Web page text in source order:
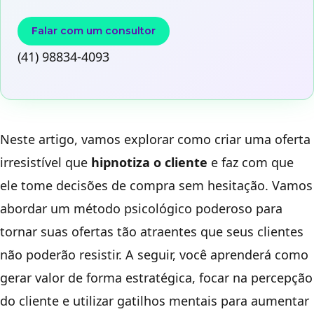
Falar com um consultor
(41) 98834-4093
Neste artigo, vamos explorar como criar uma oferta
irresistível que hipnotiza o cliente e faz com que
ele tome decisões de compra sem hesitação. Vamos
abordar um método psicológico poderoso para
tornar suas ofertas tão atraentes que seus clientes
não poderão resistir. A seguir, você aprenderá como
gerar valor de forma estratégica, focar na percepção
do cliente e utilizar gatilhos mentais para aumentar